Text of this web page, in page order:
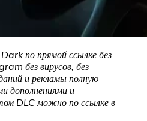
по прямой ссылке без
без вирусов, без
и рекламы полную
дополнениями и
DLC можно по ссылке в